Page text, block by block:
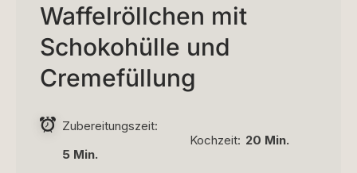
Waffelröllchen mit
Schokohülle und
Cremefüllung
Zubereitungszeit
5 Min.
Kochzeit 20 Min.